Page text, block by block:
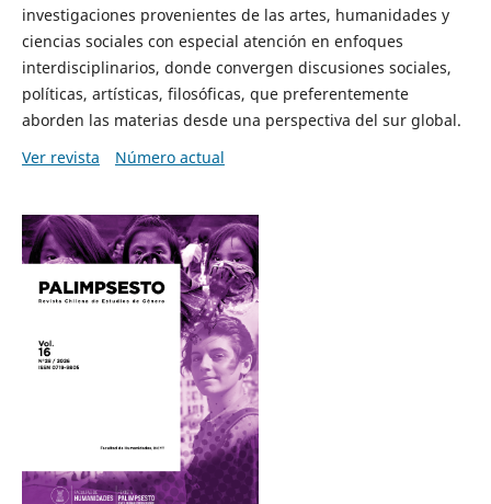
investigaciones provenientes de las artes, humanidades y
ciencias sociales con especial atención en enfoques
interdisciplinarios, donde convergen discusiones sociales,
políticas, artísticas, filosóficas, que preferentemente
aborden las materias desde una perspectiva del sur global.
Ver revista
Número actual